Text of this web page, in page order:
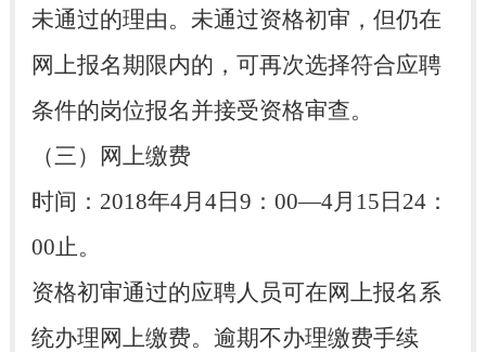
未通过的理由。未通过资格初审，但仍在
网上报名期限内的，可再次选择符合应聘
条件的岗位报名并接受资格审查。
（三）网上缴费
时间：2018年4月4日9：00—4月15日24：
00止。
资格初审通过的应聘人员可在网上报名系
统办理网上缴费。逾期不办理缴费手续